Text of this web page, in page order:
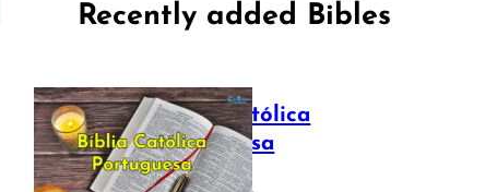
Recently added Bibles
Bíblia Católica
Portuguesa